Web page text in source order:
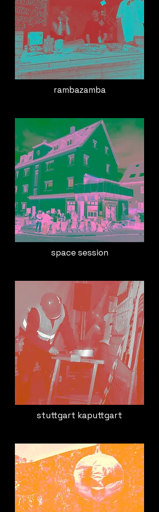
rambazamba
space session
stuttgart kaputtgart